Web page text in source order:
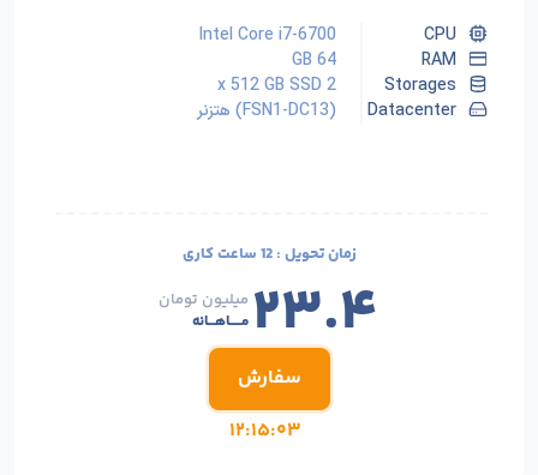
CPU
Intel Core i7-6700
RAM
64 GB
Storages
2 x 512 GB SSD
Datacenter
(FSN1-DC13) هتزنر
زمان تحویل :12 ساعت کاری
میلیون تومان
مـــــاهـــانه ۲۳.۴
۱۲:۱۵:۰۱
سفارش